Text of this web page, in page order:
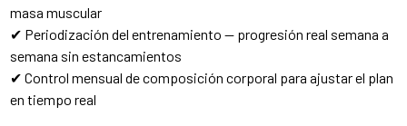
masa muscular
✔ Periodización del entrenamiento — progresión real semana a
semana sin estancamientos
✔ Control mensual de composición corporal para ajustar el plan
en tiempo real